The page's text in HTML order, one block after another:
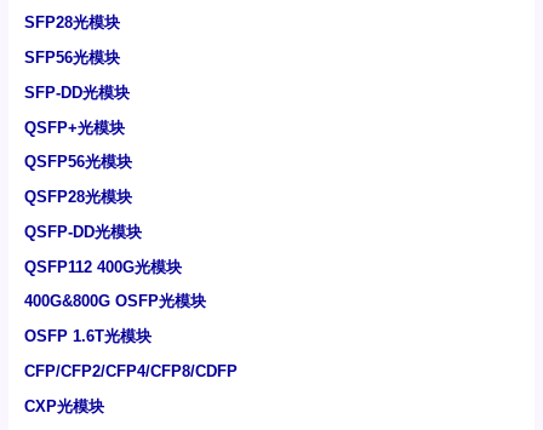
SFP28光模块
SFP56光模块
SFP-DD光模块
QSFP+光模块
QSFP56光模块
QSFP28光模块
QSFP-DD光模块
QSFP112 400G光模块
400G&800G OSFP光模块
OSFP 1.6T光模块
CFP/CFP2/CFP4/CFP8/CDFP
CXP光模块